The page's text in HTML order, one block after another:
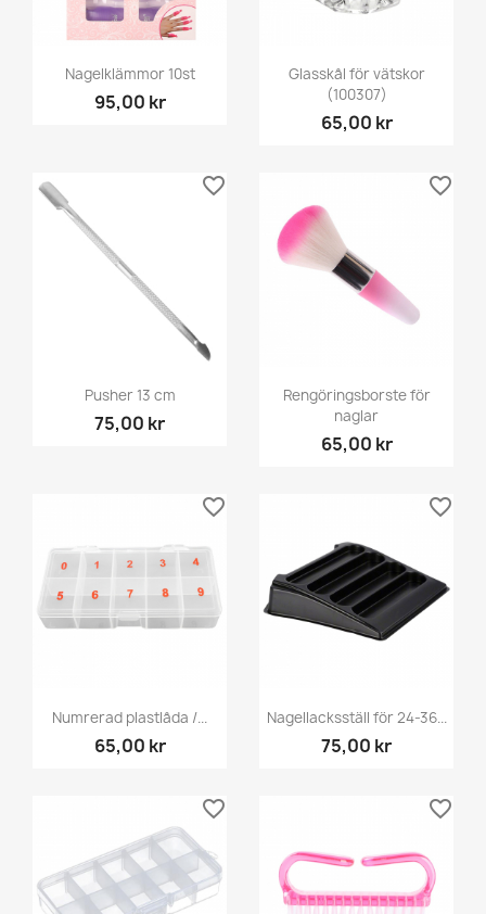
Nagelklämmor 10st
95,00 kr
Glasskål för vätskor
(100307)
65,00 kr
Pusher 13 cm
75,00 kr
favorite_border
Rengöringsborste för
naglar
65,00 kr
favorite_border
Numrerad plastlåda /...
65,00 kr
favorite_border
Nagellacksställ för 24-36...
75,00 kr
favorite_border
favorite_border favorite_border